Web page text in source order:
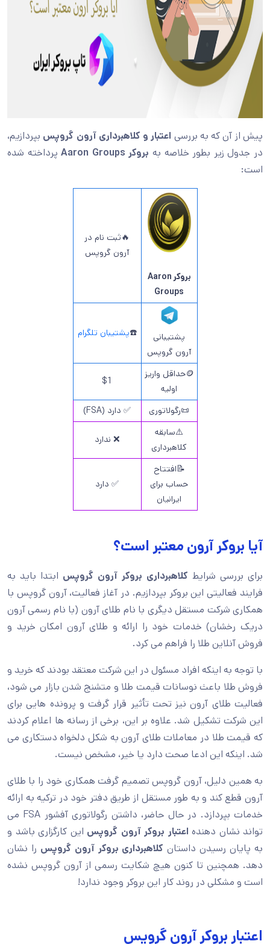
پیش از آن که به بررسی اعتبار و کلاهبرداری آرون گروپس بپردازیم،
در جدول زیر بطور خلاصه به بروکر Aaron Groups
پرداخته شده
است:
بروکر Aaron
Groups
🔥ثبت نام در
آرون گروپس
پشتیبانی
آرون گروپس
☎️پشتیبان تلگرام
🪙حداقل واریز
اولیه
$1
📜رگولاتوری
✅ دارد (FSA)
⚠️سابقه
کلاهبرداری
❌ ندارد
📝افتتاح
حساب برای
ایرانیان
✅ دارد
آیا بروکر آرون معتبر است؟
برای بررسی شرایط کلاهبرداری بروکر آرون گروپس ابتدا باید به
فرایند فعالیتی این بروکر بپردازیم. در آغاز فعالیت، آرون گروپس با
همکاری شرکت مستقل دیگری با نام طلای آرون (با نام رسمی آرون
دریک رخشان) خدمات خود را ارائه و طلای آرون امکان خرید و
فروش آنلاین طلا را فراهم می‌ کرد.
با توجه به اینکه افراد مسئول در این شرکت معتقد بودند که خرید و
فروش طلا باعث نوسانات قیمت طلا و متشنج‌ شدن بازار می ‌شود،
فعالیت طلای آرون نیز تحت تأثیر قرار گرفت و پرونده ‌هایی برای
این شرکت تشکیل شد. علاوه ‌بر این، برخی از رسانه‌ ها اعلام کردند
که قیمت طلا در معاملات طلای آرون به‌ شکل دلخواه دستکاری می
‌شد. اینکه این ادعا صحت دارد یا خیر، مشخص نیست.
به ‌همین ‌دلیل، آرون گروپس تصمیم گرفت همکاری خود را با طلای
آرون قطع کند و به‌ طور مستقل از طریق دفتر خود در ترکیه به ارائه
خدمات بپردازد. در حال ‌حاضر، داشتن رگولاتوری آفشور FSA می
‌تواند نشان ‌دهنده اعتبار بروکر آرون گروپس این کارگزاری باشد و
به ‌پایان ‌رسیدن داستان کلاهبرداری بروکر آرون گروپس را نشان
دهد. همچنین تا کنون هیچ شکایت رسمی از آرون گروپس نشده
است و مشکلی در روند کار این بروکر وجود ندارد!
اعتبار بروکر آرون گروپس